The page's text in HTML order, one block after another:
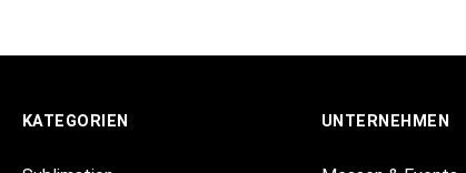
KATEGORIEN UNTERNEHMEN